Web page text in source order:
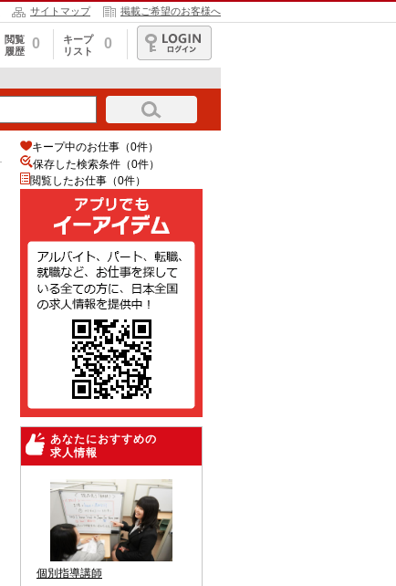
サイトマップ 掲載ご希望のお客様へ
閲覧
履歴
0
キープ
リスト
0
ログイン
キープ中のお仕事（0件）
保存した検索条件（0件）
閲覧したお仕事（0件）
あなたにおすすめの
求人情報
個別指導講師